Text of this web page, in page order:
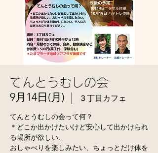
てんとうむしの会
9月14日(月) ３丁目カフェ
てんとうむしの会って何？
＊どこか出かけたいけど安心して出かけられ
る場所が欲しい、
おしゃべりを楽しみたい、ちょっとだけ体を